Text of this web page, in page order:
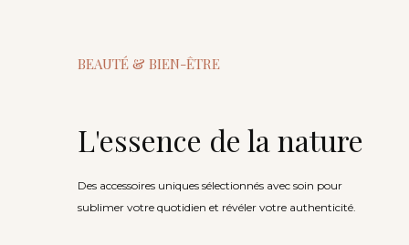
BEAUTÉ & BIEN-ÊTRE
L'essence de la nature
Des accessoires uniques sélectionnés avec soin pour
sublimer votre quotidien et révéler votre authenticité.